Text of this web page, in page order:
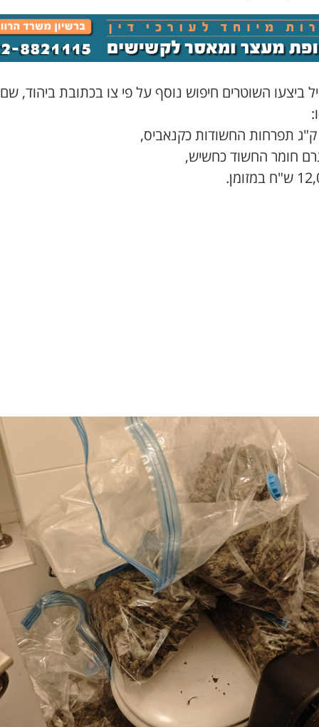
ביצעו השוטרים חיפוש נוסף על פי צו בכתובת ביהוד, שם
חומר החשוד כחשיש,